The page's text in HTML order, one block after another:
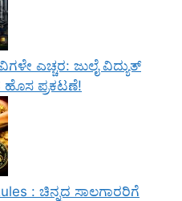
ಎಚ್ಚರ: ಜುಲೈ ವಿದ್ಯುತ್
ಹೊಸ ಪ್ರಕಟಣೆ!
: ಚಿನ್ನದ ಸಾಲಗಾರರಿಗೆ